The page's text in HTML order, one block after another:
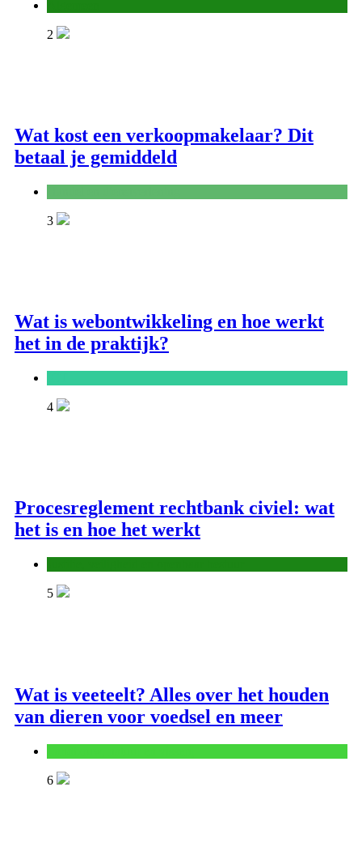
2
Wat kost een verkoopmakelaar? Dit
betaal je gemiddeld
3
Wat is webontwikkeling en hoe werkt
het in de praktijk?
4
Procesreglement rechtbank civiel: wat
het is en hoe het werkt
5
Wat is veeteelt? Alles over het houden
van dieren voor voedsel en meer
6